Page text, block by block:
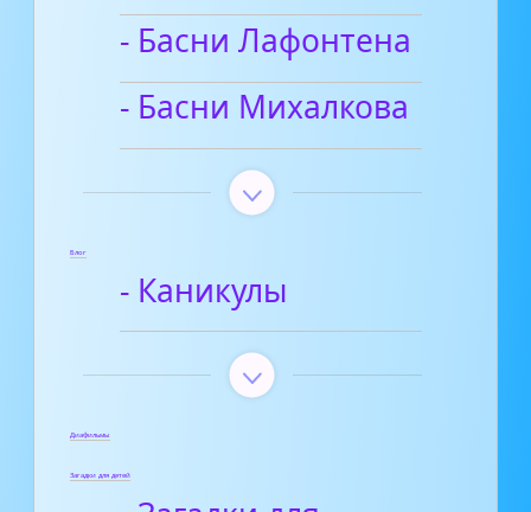
- Басни Лафонтена
- Басни Михалкова
Блог
- Каникулы
Диафильмы
Загадки для детей